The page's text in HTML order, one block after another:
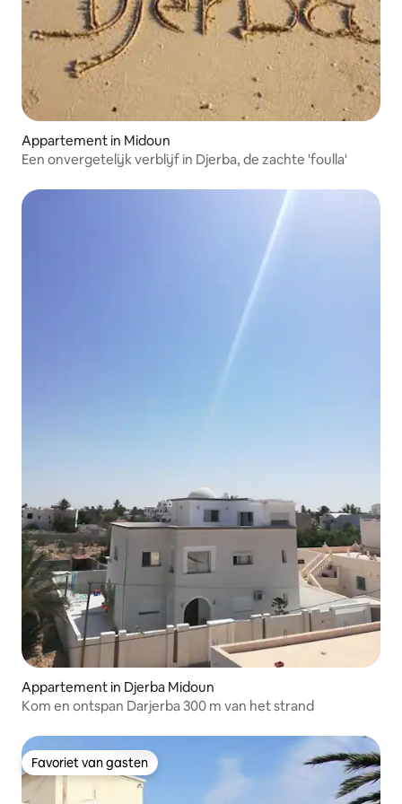
Appartement in Midoun
Een onvergetelijk verblijf in Djerba, de zachte 'foulla'
Appartement in Djerba Midoun
Kom en ontspan Darjerba 300 m van het strand
Favoriet van gasten
Favoriet van gasten